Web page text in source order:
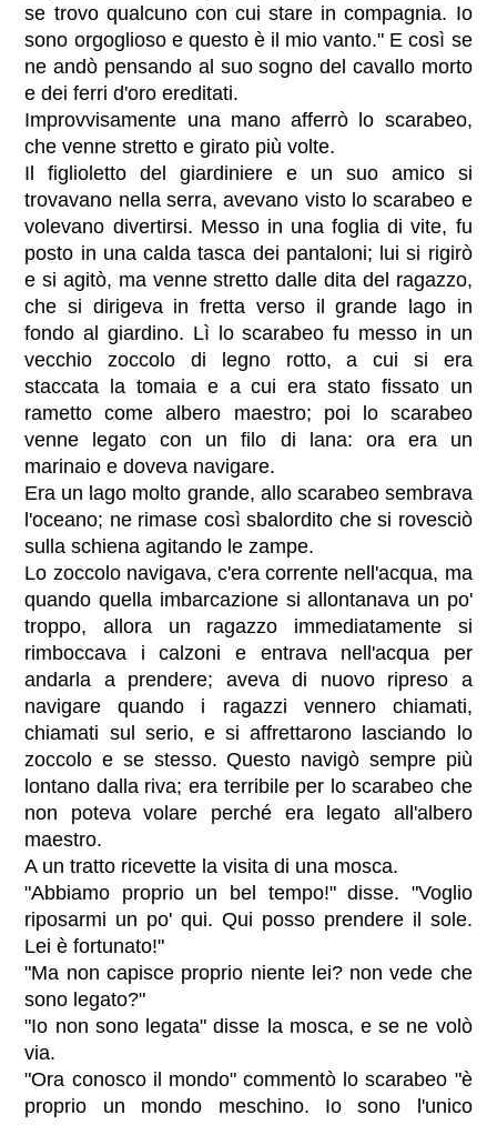
se trovo qualcuno con cui stare in compagnia. Io
sono orgoglioso e questo è il mio vanto." E così se
ne andò pensando al suo sogno del cavallo morto
e dei ferri d'oro ereditati.
Improvvisamente una mano afferrò lo scarabeo,
che venne stretto e girato più volte.
Il figlioletto del giardiniere e un suo amico si
trovavano nella serra, avevano visto lo scarabeo e
volevano divertirsi. Messo in una foglia di vite, fu
posto in una calda tasca dei pantaloni; lui si rigirò
e si agitò, ma venne stretto dalle dita del ragazzo,
che si dirigeva in fretta verso il grande lago in
fondo al giardino. Lì lo scarabeo fu messo in un
vecchio zoccolo di legno rotto, a cui si era
staccata la tomaia e a cui era stato fissato un
rametto come albero maestro; poi lo scarabeo
venne legato con un filo di lana: ora era un
marinaio e doveva navigare.
Era un lago molto grande, allo scarabeo sembrava
l'oceano; ne rimase così sbalordito che si rovesciò
sulla schiena agitando le zampe.
Lo zoccolo navigava, c'era corrente nell'acqua, ma
quando quella imbarcazione si allontanava un po'
troppo, allora un ragazzo immediatamente si
rimboccava i calzoni e entrava nell'acqua per
andarla a prendere; aveva di nuovo ripreso a
navigare quando i ragazzi vennero chiamati,
chiamati sul serio, e si affrettarono lasciando lo
zoccolo e se stesso. Questo navigò sempre più
lontano dalla riva; era terribile per lo scarabeo che
non poteva volare perché era legato all'albero
maestro.
A un tratto ricevette la visita di una mosca.
"Abbiamo proprio un bel tempo!" disse. "Voglio
riposarmi un po' qui. Qui posso prendere il sole.
Lei è fortunato!"
"Ma non capisce proprio niente lei? non vede che
sono legato?"
"Io non sono legata" disse la mosca, e se ne volò
via.
"Ora conosco il mondo" commentò lo scarabeo "è
proprio un mondo meschino. Io sono l'unico